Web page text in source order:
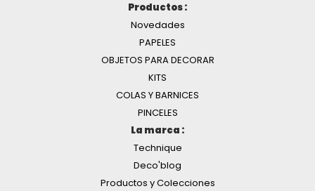
Productos :
Novedades
PAPELES
OBJETOS PARA DECORAR
KITS
COLAS Y BARNICES
PINCELES
La marca :
Technique
Deco'blog
Productos y Colecciones